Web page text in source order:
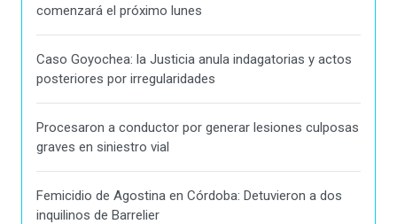
comenzará el próximo lunes
Caso Goyochea: la Justicia anula indagatorias y actos
posteriores por irregularidades
Procesaron a conductor por generar lesiones culposas
graves en siniestro vial
Femicidio de Agostina en Córdoba: Detuvieron a dos
inquilinos de Barrelier